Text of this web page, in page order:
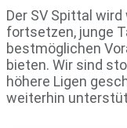
Der SV Spittal
fortsetzen, junge
bestmöglichen
bieten. Wir sind
höhere Ligen
weiterhin